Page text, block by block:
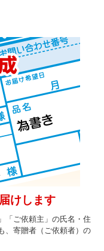
けします
「ご依頼主」の氏名・住
、寄贈者（ご依頼者）の